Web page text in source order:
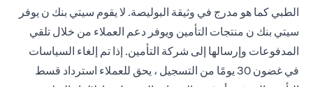
الطبي كما هو مدرج في وثيقة البوليصة. لا يقوم سيتي بنك ن يوفر
سيتي بنك ن منتجات التأمين ويوفر دعم العملاء من خلال تلقي
المدفوعات وإرسالها إلى شركة التأمين. إذا تم إلغاء السياسات
في غضون 30 يومًا من التسجيل ، يحق للعملاء استرداد قسط